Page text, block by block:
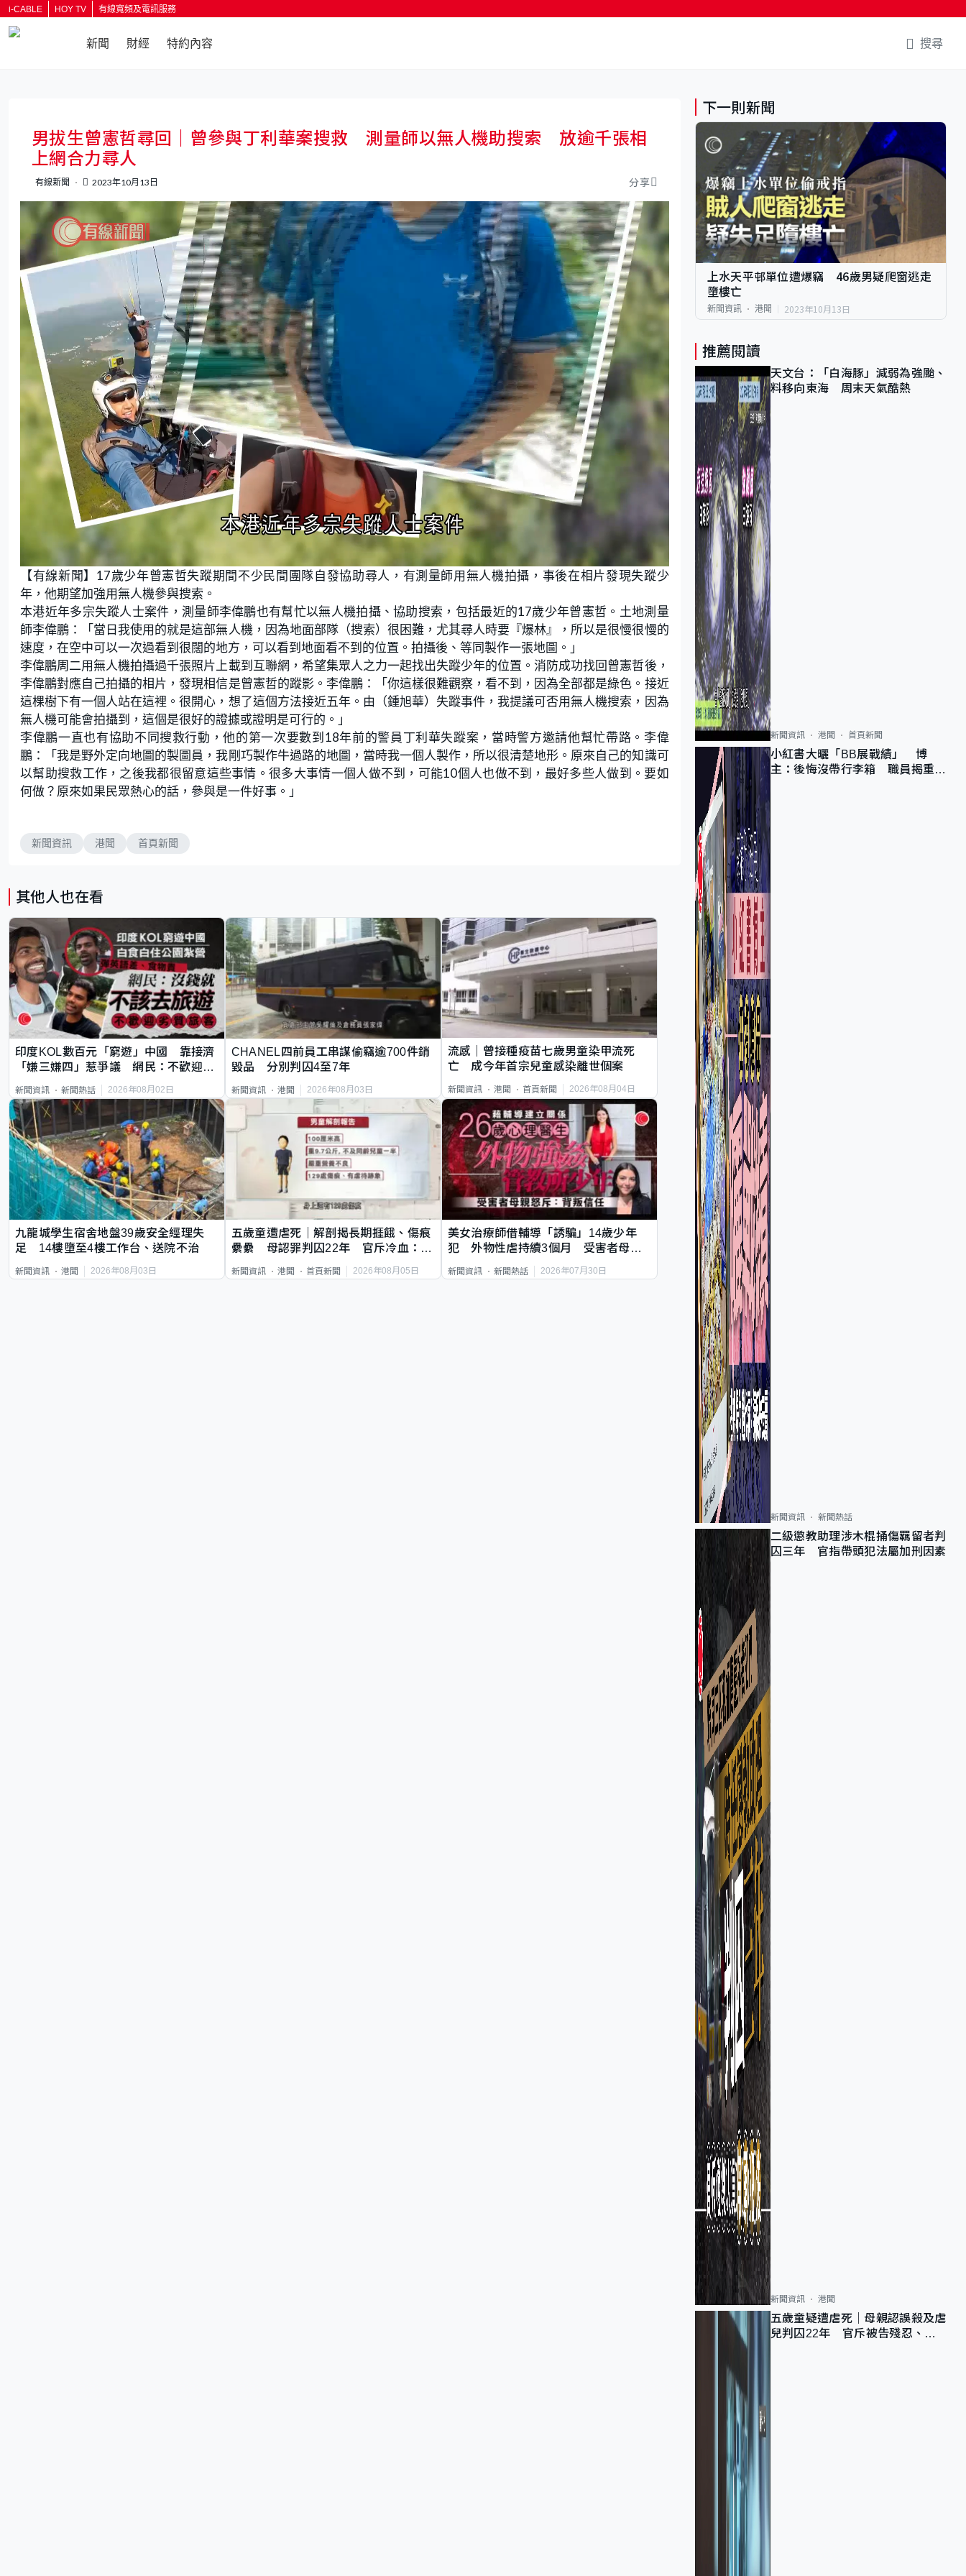
i-CABLE HOY TV 有線寬頻及電訊服務
新聞 財經 特約內容 搜尋
男拔生曾憲哲尋回｜曾參與丁利華案搜救 測量師以無人機助搜索 放逾千張相
上網合力尋人
有線新聞 2023年10月13日 分享
n
m
u
t
e
a
d
d
:
8
3
7
%
【有線新聞】17歲少年曾憲哲失蹤期間不少民間團隊自發協助尋人，有測量師用無人機拍攝，事後在相片發現失蹤少
年，他期望加強用無人機參與搜索。
本港近年多宗失蹤人士案件，測量師李偉鵬也有幫忙以無人機拍攝、協助搜索，包括最近的17歲少年曾憲哲。土地測量
師李偉鵬：「當日我使用的就是這部無人機，因為地面部隊（搜索）很困難，尤其尋人時要『爆林』，所以是很慢很慢的
速度，在空中可以一次過看到很闊的地方，可以看到地面看不到的位置。拍攝後、等同製作一張地圖。」
李偉鵬周二用無人機拍攝過千張照片上載到互聯網，希望集眾人之力一起找出失蹤少年的位置。消防成功找回曾憲哲後，
李偉鵬對應自己拍攝的相片，發現相信是曾憲哲的蹤影。李偉鵬：「你這樣很難觀察，看不到，因為全部都是綠色。接近
這棵樹下有一個人站在這裡。很開心，想了這個方法接近五年。由（鍾旭華）失蹤事件，我提議可否用無人機搜索，因為
無人機可能會拍攝到，這個是很好的證據或證明是可行的。」
李偉鵬一直也有協助不同搜救行動，他的第一次要數到18年前的警員丁利華失蹤案，當時警方邀請他幫忙帶路。李偉
鵬：「我是野外定向地圖的製圖員，我剛巧製作牛過路的地圖，當時我一個人製作，所以很清楚地形。原來自己的知識可
以幫助搜救工作，之後我都很留意這些事情。很多大事情一個人做不到，可能10個人也做不到，最好多些人做到。要如
何做？原來如果民眾熱心的話，參與是一件好事。」
新聞資訊 港聞 首頁新聞
其他人也在看
印度KOL數百元「窮遊」中國 靠接濟
「嫌三嫌四」惹爭議 網民：不歡迎劣
新聞資訊 新聞熱話 2026年08月02日
CHANEL四前員工串謀偷竊逾700件銷
毀品 分別判囚4至7年
新聞資訊 港聞 2026年08月03日
流感｜曾接種疫苗七歲男童染甲流死
亡 成今年首宗兒童感染離世個案
新聞資訊 港聞 首頁新聞 2026年08月04日
九龍城學生宿舍地盤39歲安全經理失
足 14樓墮至4樓工作台、送院不治
新聞資訊 港聞 2026年08月03日
五歲童遭虐死｜解剖揭長期捱餓、傷痕
纍纍 母認罪判囚22年 官斥冷血：同
新聞資訊 港聞 首頁新聞 2026年08月05日
美女治療師借輔導「誘騙」14歲少年
犯 外物性虐持續3個月 受害者母：
新聞資訊 新聞熱話 2026年07月30日
下一則新聞
上水天平邨單位遭爆竊 46歲男疑爬窗逃走
墮樓亡
新聞資訊 港聞 2023年10月13日
推薦閱讀
天文台：「白海豚」減弱為強颱、
料移向東海 周末天氣酷熱
新聞資訊 港聞 首頁新聞
小紅書大曬「BB展戰績」 博
主：後悔沒帶行李箱 職員揭重複
新聞資訊 新聞熱話
二級懲教助理涉木棍捅傷羈留者判
囚三年 官指帶頭犯法屬加刑因素
新聞資訊 港聞
五歲童疑遭虐死｜母親認誤殺及虐
兒判囚22年 官斥被告殘忍、同